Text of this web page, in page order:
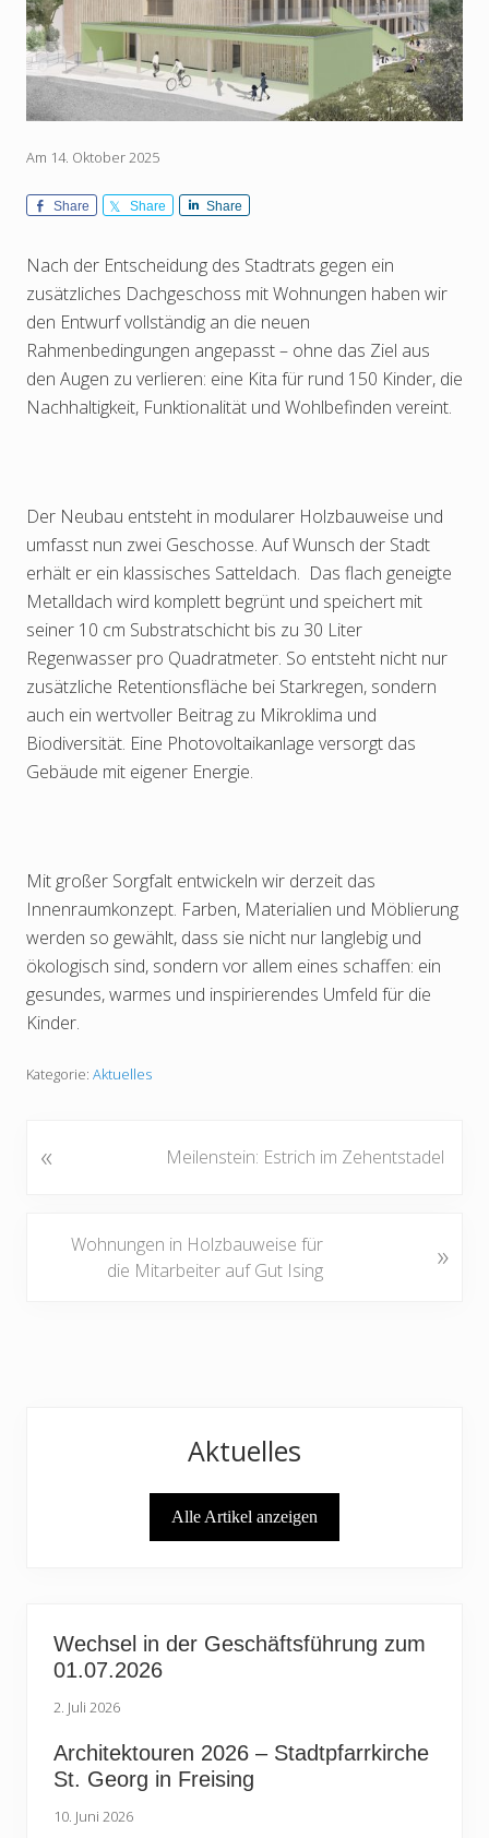
Am 14. Oktober 2025
Share Share Share
Nach der Entscheidung des Stadtrats gegen ein
zusätzliches Dachgeschoss mit Wohnungen haben wir
den Entwurf vollständig an die neuen
Rahmenbedingungen angepasst – ohne das Ziel aus
den Augen zu verlieren: eine Kita für rund 150 Kinder, die
Nachhaltigkeit, Funktionalität und Wohlbefinden vereint.
Der Neubau entsteht in modularer Holzbauweise und
umfasst nun zwei Geschosse. Auf Wunsch der Stadt
erhält er ein klassisches Satteldach. Das flach geneigte
Metalldach wird komplett begrünt und speichert mit
seiner 10 cm Substratschicht bis zu 30 Liter
Regenwasser pro Quadratmeter. So entsteht nicht nur
zusätzliche Retentionsfläche bei Starkregen, sondern
auch ein wertvoller Beitrag zu Mikroklima und
Biodiversität. Eine Photovoltaikanlage versorgt das
Gebäude mit eigener Energie.
Mit großer Sorgfalt entwickeln wir derzeit das
Innenraumkonzept. Farben, Materialien und Möblierung
werden so gewählt, dass sie nicht nur langlebig und
ökologisch sind, sondern vor allem eines schaffen: ein
gesundes, warmes und inspirierendes Umfeld für die
Kinder.
Kategorie: Aktuelles
V
« Meilenstein: Estrich im Zehentstadel
Wohnungen in Holzbauweise für
die Mitarbeiter auf Gut Ising
»
Aktuelles
Alle Artikel anzeigen
Wechsel in der Geschäftsführung zum
01.07.2026
2. Juli 2026
Architektouren 2026 – Stadtpfarrkirche
St. Georg in Freising
10. Juni 2026